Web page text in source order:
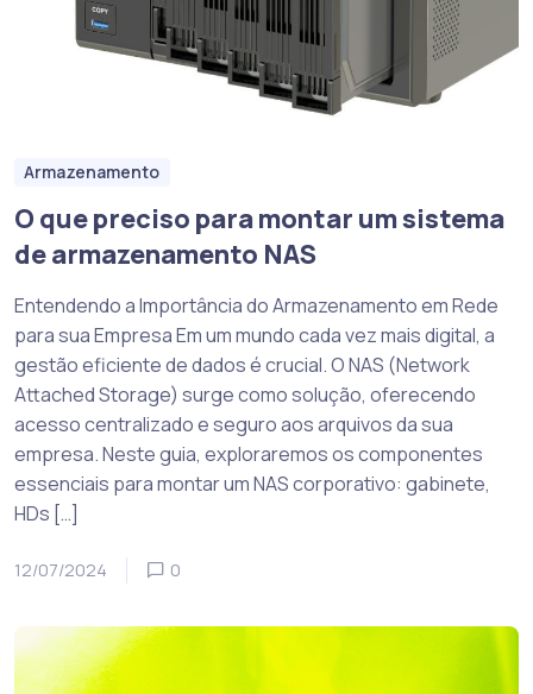
Armazenamento
O que preciso para montar um sistema
de armazenamento NAS
Entendendo a Importância do Armazenamento em Rede
para sua Empresa Em um mundo cada vez mais digital, a
gestão eficiente de dados é crucial. O NAS (Network
Attached Storage) surge como solução, oferecendo
acesso centralizado e seguro aos arquivos da sua
empresa. Neste guia, exploraremos os componentes
essenciais para montar um NAS corporativo: gabinete,
HDs […]
12/07/2024 0